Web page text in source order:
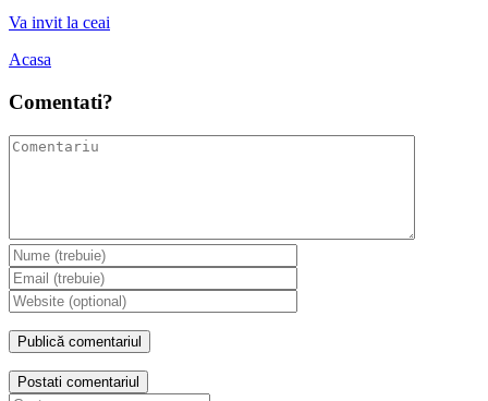
Va invit la ceai
Acasa
Comentati?
Postati comentariul